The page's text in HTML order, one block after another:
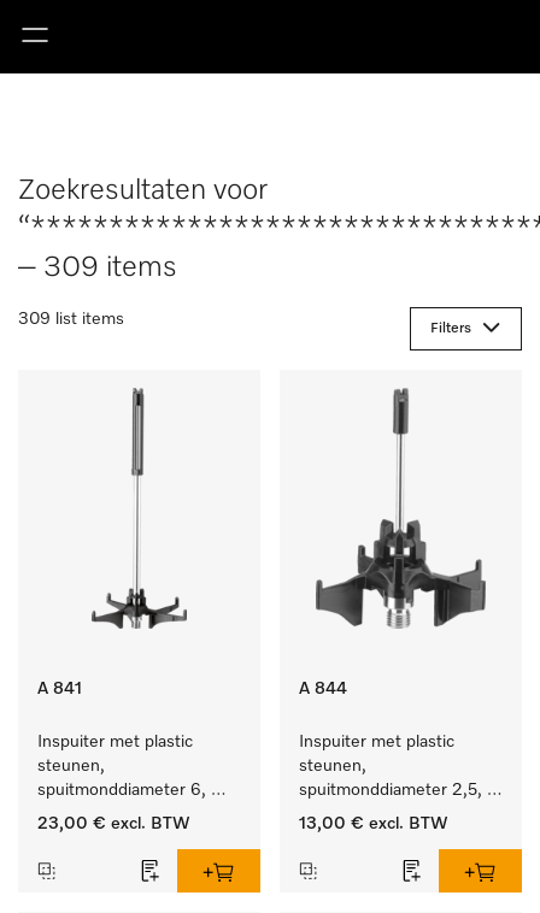
Zoekresultaten voor
– 309 items
309 list items
Filters
A 841
Inspuiter met plastic
steunen,
spuitmonddiameter 6,
lengte 210 mm, 1 stuk
23,00 € excl. BTW
A 844
Inspuiter met plastic
steunen,
spuitmonddiameter 2,5,
lengte 80 mm, 1 stuk.
13,00 € excl. BTW